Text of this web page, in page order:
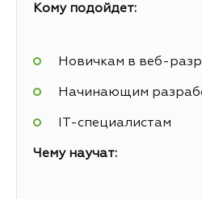
Кому подойдет:
Новичкам в веб-
Начинающим
IT-специалистам
Чему научат: